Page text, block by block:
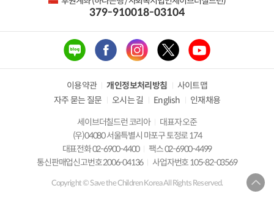
379-910018-03104
이용약관 개인정보처리방침
사이트맵
자주 묻는 질문
오시는 길 English
인재채용
세이브더칠드런 코리아
대표자 오준
(우)04080 서울특별시 마포구 토정로 174
대표전화 02-6900-4400
팩스 02-6900-4499
통신판매업신고번호 2006-04136
사업자번호 105-82-03569
Copyright © Save the Children Korea All Rights Reserved.